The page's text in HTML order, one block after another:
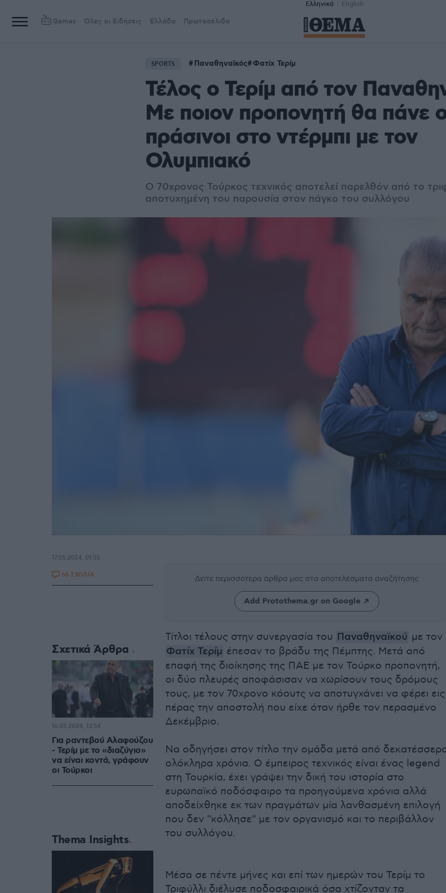
Ελληνικά English
Games Όλες οι Ειδήσεις Ελλάδα Πρωτοσέλιδα
SPORTS Παναθηναϊκός Φατίχ Τερίμ
Τέλος ο Τερίμ από τον
Με ποιον προπονητή θα πάνε
πράσινοι στο ντέρμπι με τον
Ολυμπιακό
Ο 70χρονος Τούρκος τεχνικός αποτελεί παρελθόν από το
αποτυχημένη του παρουσία στον πάγκο του συλλόγου
Δείτε περισσότερα άρθρα μας στα αποτελέσματα αναζήτησης
Add Protothema.gr on Google
Τίτλοι τέλους στην συνεργασία του Παναθηναϊκού με τον
Φατίχ Τερίμ έπεσαν το βράδυ της Πέμπτης. Μετά από
επαφή της διοίκησης της ΠΑΕ με τον Τούρκο προπονητή,
οι δύο πλευρές αποφάσισαν να χωρίσουν τους δρόμους
τους, με τον 70χρονο κόουτς να αποτυγχάνει να φέρει εις
πέρας την αποστολή που είχε όταν ήρθε τον περασμένο
Δεκέμβριο.
Να οδηγήσει στον τίτλο την ομάδα μετά από
ολόκληρα χρόνια. Ο έμπειρος τεχνικός είναι ένας legend
στη Τουρκία, έχει γράψει την δική του ιστορία στο
ευρωπαϊκό ποδόσφαιρο τα προηγούμενα χρόνια αλλά
αποδείχθηκε εκ των πραγμάτων μία λανθασμένη επιλογή
που δεν ''κόλλησε'' με τον οργανισμό και το περιβάλλον
του συλλόγου.
Μέσα σε πέντε μήνες και επί των ημερών του Τερίμ το
Τριφύλλι διέλυσε ποδοσφαιρικά όσα χτίζονταν τα
17.05.2024, 01:55
66 ΣΧΟΛΙΑ
Σχετικά Άρθρα
Για ραντεβού Αλαφούζου
- Τερίμ με το «διαζύγιο»
να είναι κοντά, γράφουν
οι Τούρκοι
16.05.2024, 13:54
Thema Insights